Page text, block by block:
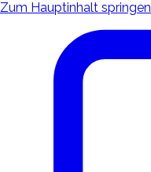
Zum Hauptinhalt springen